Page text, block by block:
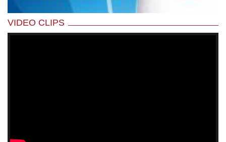
VIDEO CLIPS